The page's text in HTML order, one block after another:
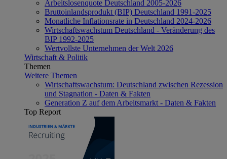
Arbeitslosenquote Deutschland 2005-2026
Bruttoinlandsprodukt (BIP) Deutschland 1991-2025
Monatliche Inflationsrate in Deutschland 2024-2026
Wirtschaftswachstum Deutschland - Veränderung des
BIP 1992-2025
Wertvollste Unternehmen der Welt 2026
Wirtschaft & Politik
Themen
Weitere Themen
Wirtschaftswachstum: Deutschland zwischen Rezession
und Stagnation - Daten & Fakten
Generation Z auf dem Arbeitsmarkt - Daten & Fakten
Top Report